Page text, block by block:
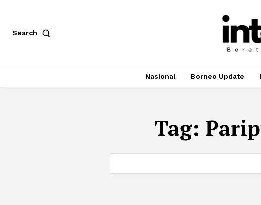
Search
Nasional Borneo Update
Tag: